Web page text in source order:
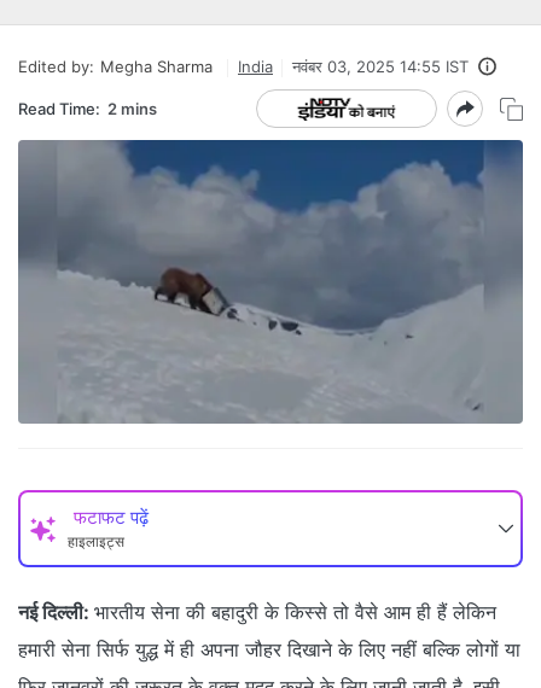
Edited by: Megha Sharma India नवंबर 03, 2025 14:55 IST
Read Time: 2 mins
फटाफट पढ़ें
हाइलाइट्स
नई दिल्ली: भारतीय सेना की बहादुरी के किस्से तो वैसे आम ही हैं लेकिन
हमारी सेना सिर्फ युद्ध में ही अपना जौहर दिखाने के लिए नहीं बल्कि लोगों या